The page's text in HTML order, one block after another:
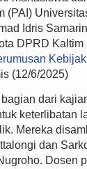
(PAI)
Idris
DPRD Kaltim
(12/6/2025)
dari
keterlibatan
Mereka
dan
Dosen